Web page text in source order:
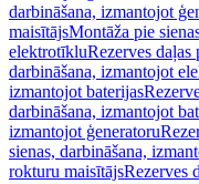
darbināšana, izmantojot
maisītājsMontāža pie
elektrotīkluRezerves daļas
darbināšana, izmantojot
izmantojot baterijas
darbināšana, izmantojot
izmantojot ģeneratoru
sienas, darbināšana,
rokturu maisītājsRezerves